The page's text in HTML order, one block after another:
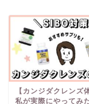
【カンジダクレンズ
私が実際にやってみ